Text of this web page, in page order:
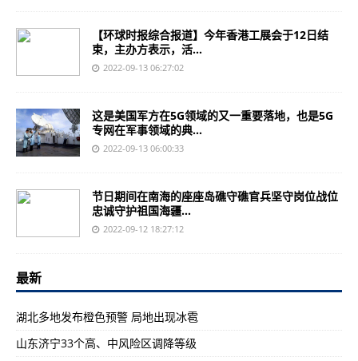
【环球时报综合报道】今年香港工展会于12日结
束，主办方表示，活...
2022-09-13 06:27:02
这是美国军方在5G领域的又一重要落地，也是5G
专网在军事领域的典...
2022-09-13 06:00:33
节日期间在南海的座座岛礁守礁官兵坚守岗位战位
忠诚守护祖国海疆...
2022-09-12 18:27:12
最新
湖北多地发布橙色预警 局地出现冰雹
山东济宁33个高、中风险区调降等级